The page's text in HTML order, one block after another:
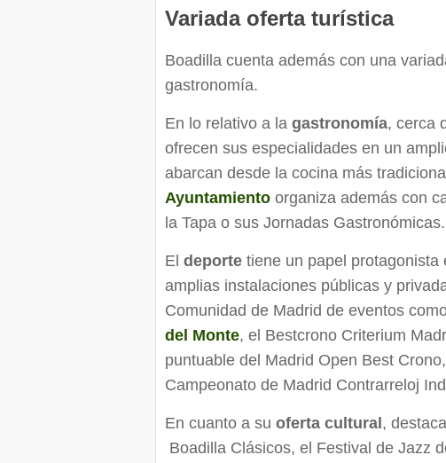
Variada oferta turística
Boadilla cuenta además con una
gastronomía.
En lo relativo a la gastronomía, cerca
ofrecen sus especialidades en un
abarcan desde la cocina más
Ayuntamiento organiza además con
la Tapa o sus Jornadas Gastronómicas.
El deporte tiene un papel
amplias instalaciones públicas y
Comunidad de Madrid de eventos
del Monte, el Bestcrono Criterium
puntuable del Madrid Open Best
Campeonato de Madrid Contrarreloj
En cuanto a su oferta cultural ,
Boadilla Clásicos, el Festival de Jazz